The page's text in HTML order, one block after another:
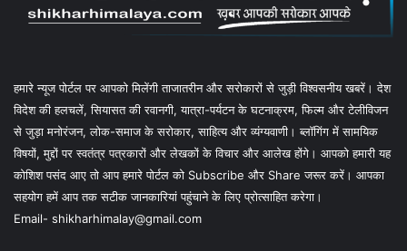
हमारे न्यूज पोर्टल पर आपको मिलेंगी ताजातरीन और सरोकारों से जुड़ी विश्वसनीय खबरें। देश
विदेश की हलचलें, सियासत की रवानगी, यात्रा-पर्यटन के घटनाक्रम, फिल्म और टेलीविजन
से जुड़ा मनोरंजन, लोक-समाज के सरोकार, साहित्य और व्यंग्यवाणी। ब्लॉगिंग में सामयिक
विषयों, मुद्दों पर स्वतंत्र पत्रकारों और लेखकों के विचार और आलेख होंगे। आपको हमारी यह
कोशिश पसंद आए तो आप हमारे पोर्टल को Subscribe और Share जरूर करें। आपका
सहयोग हमें आप तक सटीक जानकारियां पहुंचाने के लिए प्रोत्साहित करेगा।
Email- shikharhimalay@gmail.com